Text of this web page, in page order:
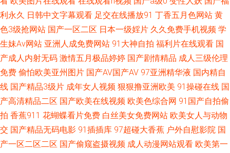
自拍AV网 狼友激情网站 超碰人妻人射 五月激情图片 韩国福利影院 91沙发视
频 日韩城人网站 黄色午夜理论 91麻豆国产蜜臀 欧洲激情人妻 成人五月天社
区 91巨乳黑丝美女 日本韩国毛片 国产ts伪娘 91部免费电影 日韩成人网址
成人午夜性剧场 伊人黄色在线播放 久久撸免费 91网站男男 四虎精品91 精品
日韩在线精品色色 韩国不卡AV 91福利导航 免费18 久草福利在线观看 av超
利永久 日韩中文字幕观看 足交在线播放91 丁香五月色网站 黄
色3级抢网站 国产一区二区 日本一级婬片 久久免费手机视频 学
生妹Av网站 亚洲人成免费网站 91大神自拍 福利片在线观看 国
产成人内射无码 激情五月极品婷婷 国产剧情精品 成人三级伦理
免费 偷怕欧美亚州图片 国产AV国产AV 97亚洲精华液 国内精自
线 国产精品3级片 成年女人视频 狠狠撸亚洲欧美 91操碰在线 国
产高清精品二区 国产欧美在线视频 欧美色综合网 91国产自拍偷
拍 香蕉911 花蝴蝶看片免费 白丝美女免费网站 欧美女人与动物
交 国产精品无码电影 91插插库 97超碰大香蕉 户外自慰影院 国
产一区二区二区 国产偷窥盗摄视频 成人动漫网站观看 欧美第一